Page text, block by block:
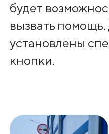
будет
вызвать помощь.
установлены
кнопки.